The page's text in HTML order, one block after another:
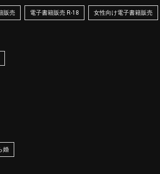
販売 電子書籍販売 R-18 女性向け電子書籍販売
婚